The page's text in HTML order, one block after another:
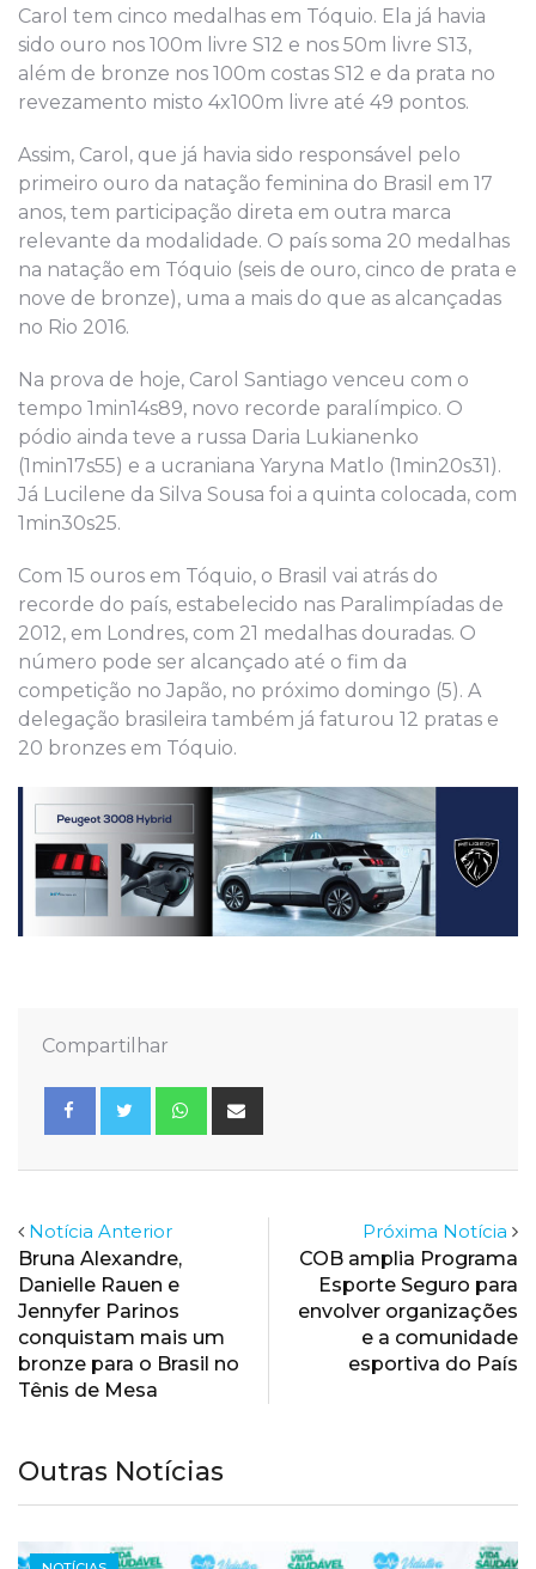
Carol tem cinco medalhas em Tóquio. Ela já havia
sido ouro nos 100m livre S12 e nos 50m livre S13,
além de bronze nos 100m costas S12 e da prata no
revezamento misto 4x100m livre até 49 pontos.
Assim, Carol, que já havia sido responsável pelo
primeiro ouro da natação feminina do Brasil em 17
anos, tem participação direta em outra marca
relevante da modalidade. O país soma 20 medalhas
na natação em Tóquio (seis de ouro, cinco de prata e
nove de bronze), uma a mais do que as alcançadas
no Rio 2016.
Na prova de hoje, Carol Santiago venceu com o
tempo 1min14s89, novo recorde paralímpico. O
pódio ainda teve a russa Daria Lukianenko
(1min17s55) e a ucraniana Yaryna Matlo (1min20s31).
Já Lucilene da Silva Sousa foi a quinta colocada, com
1min30s25.
Com 15 ouros em Tóquio, o Brasil vai atrás do
recorde do país, estabelecido nas Paralimpíadas de
2012, em Londres, com 21 medalhas douradas. O
número pode ser alcançado até o fim da
competição no Japão, no próximo domingo (5). A
delegação brasileira também já faturou 12 pratas e
20 bronzes em Tóquio.
Compartilhar
Whatsapp
Notícia Anterior
Bruna Alexandre,
Danielle Rauen e
Jennyfer Parinos
conquistam mais um
bronze para o Brasil no
Tênis de Mesa
Próxima Notícia
COB amplia Programa
Esporte Seguro para
envolver organizações
e a comunidade
esportiva do País
Outras Notícias